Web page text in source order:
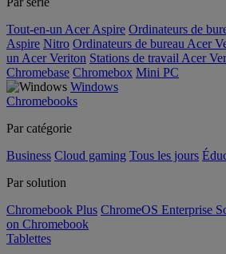
Tout-en-un Acer Aspire Ordinateurs de
Aspire Nitro Ordinateurs de bureau Acer
un Acer Veriton Stations de travail Acer
Chromebase Chromebox Mini PC
Windows
Chromebooks
Par catégorie
Business Cloud gaming Tous les jours
Par solution
Chromebook Plus ChromeOS Enterprise
on Chromebook
Tablettes